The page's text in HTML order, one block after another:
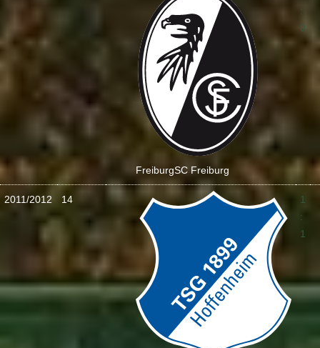
FreiburgSC Freiburg
:
0
2011/2012 14
1
:
1